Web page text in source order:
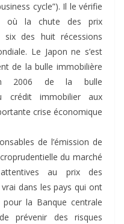
cycle”). Il le vérifie
où la chute des prix
six des huit récessions
Le Japon ne s’est
de la bulle immobilière
2006 de la bulle
crédit immobilier aux
crise économique
de l’émission de
du marché
au prix des
dans les pays qui ont
pour la Banque centrale
prévenir des risques